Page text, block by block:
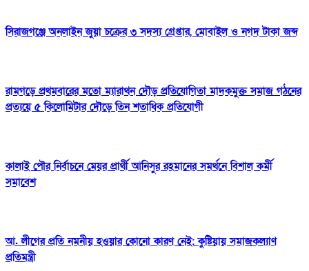
সিরাজগঞ্জে অনলাইন জুয়া চক্রের ৩ সদস্য গ্রেপ্তার, মোবাইল ও নগদ টাকা জব্দ
রামগড়ে প্রথমবারের মতো ম্যারাথন দৌড় প্রতিযোগিতা মাদকমুক্ত সমাজ গঠনের
প্রত্যয়ে ৫ কিলোমিটার দৌড়ে তিন শতাধিক প্রতিযোগী
কালাই পৌর নির্বাচনে মেয়র প্রার্থী আনিসুর রহমানের সমর্থনে বিশাল কর্মী
সমাবেশ
আ. লীগের প্রতি নমনীয় হওয়ার কোনো কারণ নেই: কুষ্টিয়ায় সমাজকল্যাণ
প্রতিমন্ত্রী